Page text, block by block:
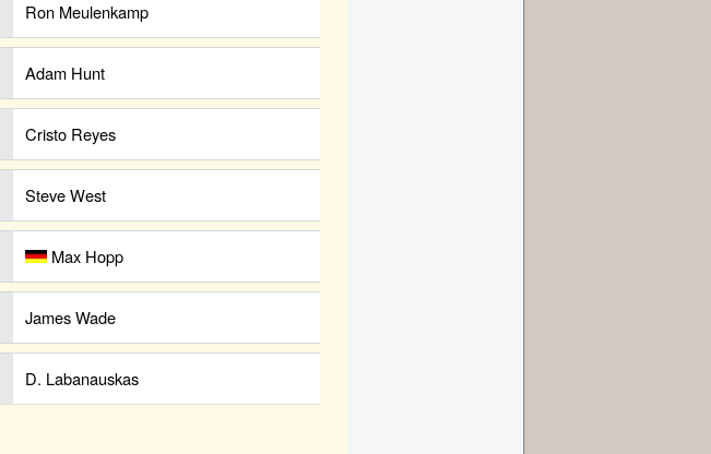
Ron Meulenkamp
Adam Hunt
Cristo Reyes
Steve West
Max Hopp
James Wade
D. Labanauskas